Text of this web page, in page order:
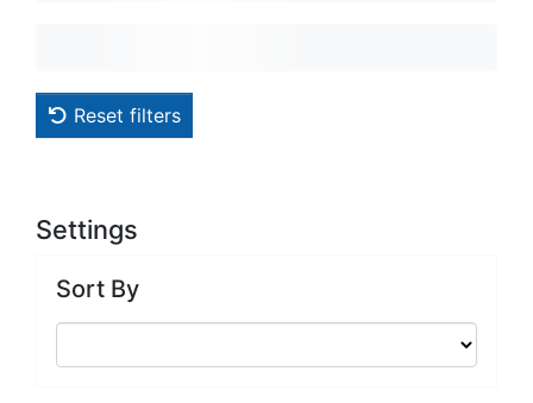
Reset filters
Settings
Sort By